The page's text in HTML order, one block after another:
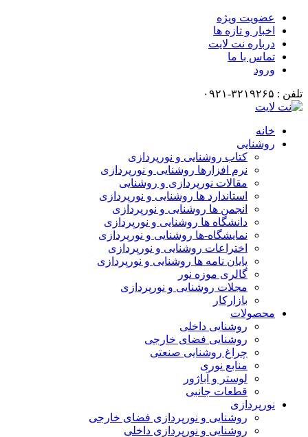
عضویت ویژه
اخبار و تازه ها
درباره نت لایت
تماس با ما
ورود
تلفن : ۳۲۱۹۲۶۵-۰۹۲۱
خانه
روشنایی
کتاب روشنایی و نورپردازی
نرم افزارها روشنایی و نورپردازی
مقالات نورپردازی و روشنایی
استاندارد ها روشنایی و نورپردازی
انجمن ها روشنایی و نورپردازی
دانشگاه ها روشنایی و نورپردازی
نمایشگاه-ها روشنایی و نورپردازی
اختراعات روشنایی و نورپردازی
پایان نامه ها روشنایی و نورپردازی
گالری موزه نور
مجلات روشنایی و نورپردازی
بازارکار
محصولات
روشنایی داخلی
روشنایی فضای خارجی
چراغ روشنایی صنعتی
منابع نوری
لوستر و آباژور
قطعات جانبی
نورپردازی
روشنایی و نورپردازی فضای خارجی
روشنایی و نورپردازی داخلی